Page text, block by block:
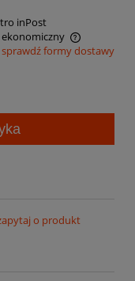
inPost
płatności
sprawdź formy dostawy
o produkt